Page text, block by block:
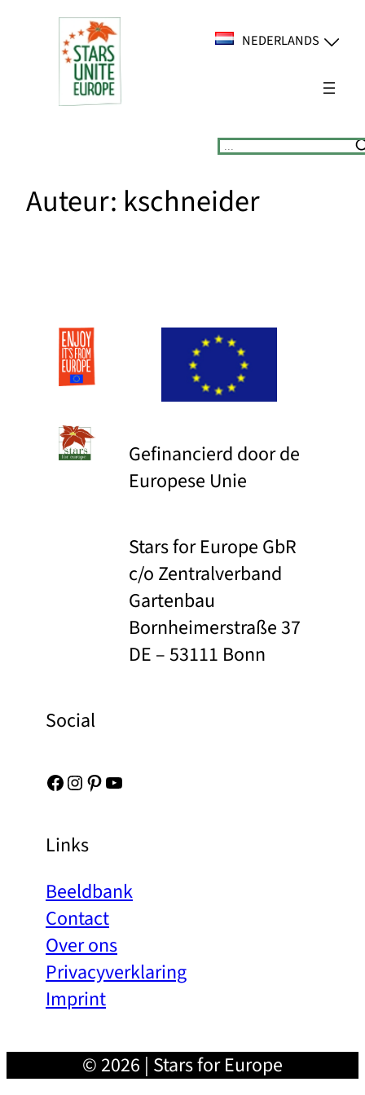
NEDERLANDS
Suchen
Auteur: kschneider
Gefinancierd door de
Europese Unie
Stars for Europe GbR
c/o Zentralverband
Gartenbau
Bornheimerstraße 37
DE – 53111 Bonn
Social
Facebook Instagram Pinterest YouTube
Links
Beeldbank
Contact
Over ons
Privacyverklaring
Imprint
© 2026 | Stars for Europe